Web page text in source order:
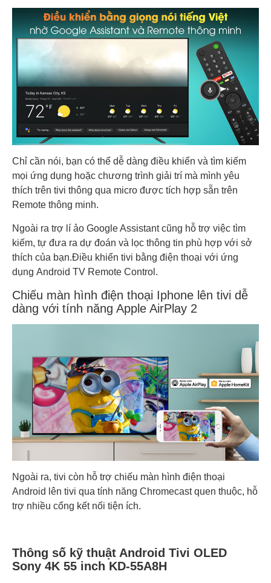
Chỉ cần nói, bạn có thể dễ dàng điều khiển và tìm kiếm
mọi ứng dụng hoặc chương trình giải trí mà mình yêu
thích trên tivi thông qua micro được tích hợp sẵn trên
Remote thông minh.
Ngoài ra trợ lí ảo Google Assistant cũng hỗ trợ việc tìm
kiếm, tự đưa ra dự đoán và lọc thông tin phù hợp với sở
thích của bạn.Điều khiển tivi bằng điện thoại với ứng
dụng Android TV Remote Control.
Chiếu màn hình điện thoại Iphone lên tivi dễ
dàng với tính năng Apple AirPlay 2
Ngoài ra, tivi còn hỗ trợ chiếu màn hình điện thoại
Android lên tivi qua tính năng Chromecast quen thuộc, hỗ
trợ nhiều cổng kết nối tiện ích.
Thông số kỹ thuật Android Tivi OLED
Sony 4K 55 inch KD-55A8H